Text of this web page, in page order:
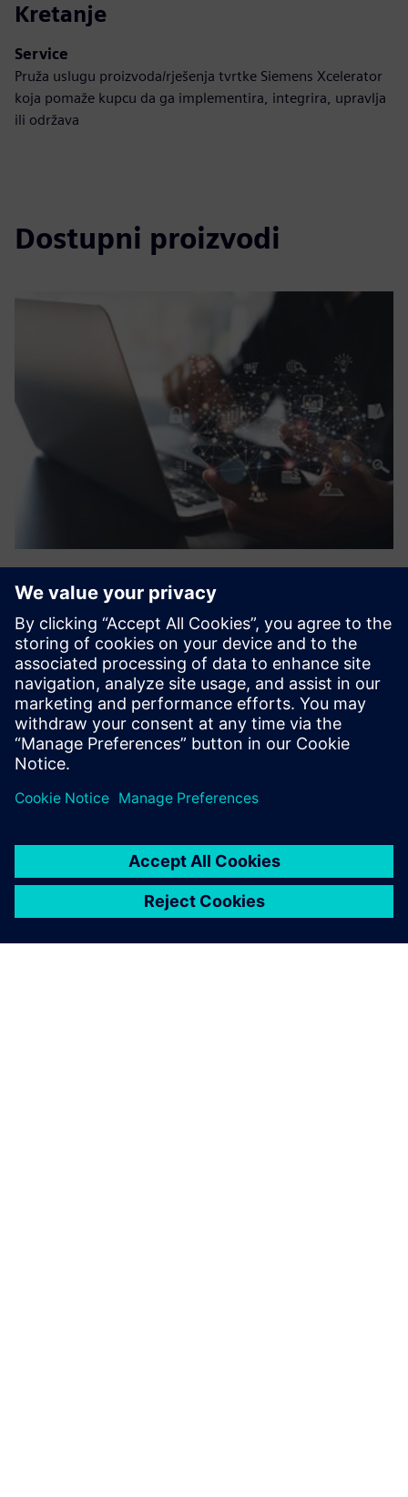
Kretanje
Service
Pruža uslugu proizvoda/rješenja tvrtke Siemens Xcelerator
koja pomaže kupcu da ga implementira, integrira, upravlja
ili održava
Dostupni proizvodi
Digital transformation
Eraneos drives and supports technology related strategy-
and implementation-projects in rail with focus on: - Digital
Asset Management - Automatic Train Operations - Digital
Customer Journey - Enterprise Automation -
Organizationa...
Saznajte više